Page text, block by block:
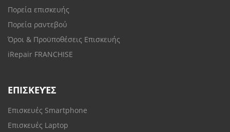
Πορεία επισκευής
Πορεία ραντεβού
Όροι & Προϋποθέσεις Επισκευής
iRepair FRANCHISE
ΕΠΙΣΚΕΥΈΣ
Επισκευές Smartphone
Επισκευές Laptop